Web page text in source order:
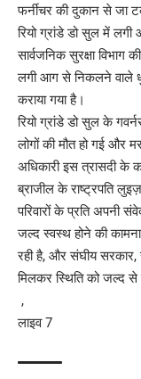
फर्नीचर की दुकान से जा
रियो ग्रांडे डो सुल में
सार्वजनिक सुरक्षा विभाग
लगी आग से निकलने वाले
कराया गया है।
रियो ग्रांडे डो सुल के
लोगों की मौत हो गई और
अधिकारी इस त्रासदी के
ब्राजील के राष्ट्रपति लुइज़
परिवारों के प्रति अपनी
जल्द स्वस्थ होने की
रही है, और संघीय सरकार,
मिलकर स्थिति को जल्द
,
लाइव 7